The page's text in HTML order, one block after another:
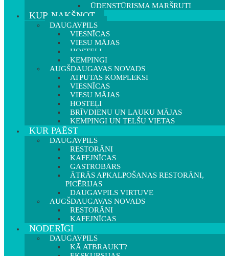
ŪDENSTŪRISMA MARŠRUTI
KUR NAKŠŅOT
DAUGAVPILS
VIESNĪCAS
VIESU MĀJAS
HOSTEĻI
KEMPINGI
AUGŠDAUGAVAS NOVADS
ATPŪTAS KOMPLEKSI
VIESNĪCAS
VIESU MĀJAS
HOSTEĻI
BRĪVDIENU UN LAUKU MĀJAS
KEMPINGI UN TELŠU VIETAS
KUR PAĒST
DAUGAVPILS
RESTORĀNI
KAFEJNĪCAS
GASTROBĀRS
ĀTRĀS APKALPOŠANAS RESTORĀNI,
PICĒRIJAS
DAUGAVPILS VIRTUVE
AUGŠDAUGAVAS NOVADS
RESTORĀNI
KAFEJNĪCAS
NODERĪGI
DAUGAVPILS
KĀ ATBRAUKT?